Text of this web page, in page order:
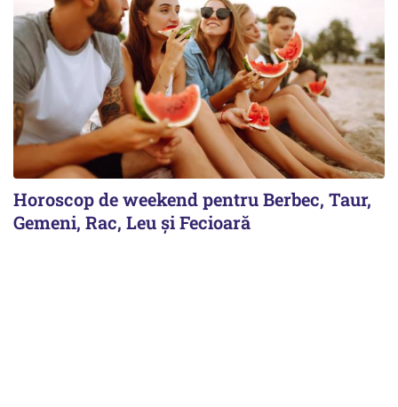
Horoscop de weekend pentru Berbec, Taur,
Gemeni, Rac, Leu și Fecioară